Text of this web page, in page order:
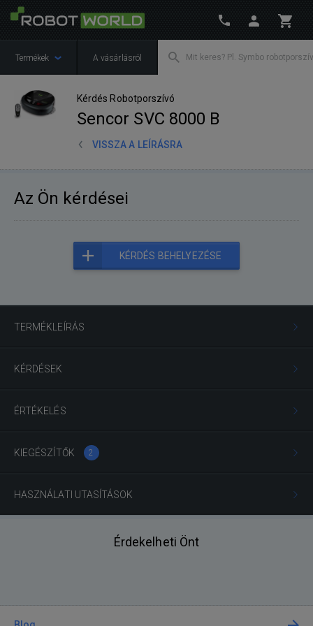
Termékek A vásárlásról
Kérdés Robotporszívó
Sencor SVC 8000 B
VISSZA A LEÍRÁSRA
TERMÉKLEÍRÁS
KÉRDÉSEK
ÉRTÉKELÉS
KIEGÉSZÍTŐK 2
HASZNÁLATI UTASÍTÁSOK
Az Ön kérdései
KÉRDÉS BEHELYEZÉSE
Érdekelheti Önt